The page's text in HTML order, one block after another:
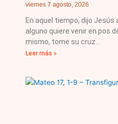
viernes 7 agosto, 2026
En aquel tiempo, dijo Jesús
alguno quiere venir en pos
mismo, tome su cruz
Leer más »